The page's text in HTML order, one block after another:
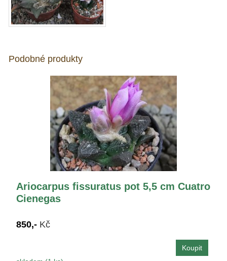
Podobné produkty
Ariocarpus fissuratus pot 5,5 cm Cuatro
Cienegas
850,- Kč